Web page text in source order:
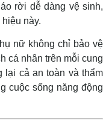
rời dễ dàng vệ sinh,
này.
nữ không chỉ bảo vệ
cá nhân trên mỗi cung
cả an toàn và thẩm
cuộc sống năng động